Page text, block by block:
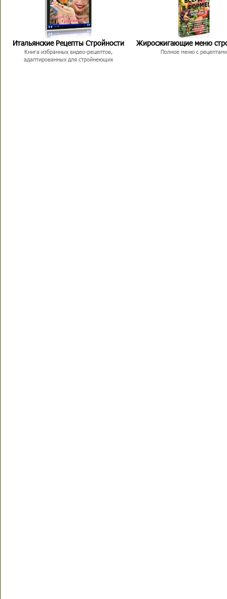
Итальянские Рецепты Стройности
Книга избранных видео-рецептов,
адаптированных для стройнеющих
Жиросжигающие меню
Полное меню с рецептами